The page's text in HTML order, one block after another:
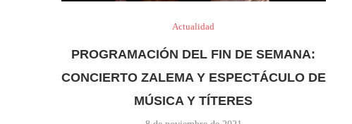
Actualidad
PROGRAMACIÓN DEL FIN DE SEMANA:
CONCIERTO ZALEMA Y ESPECTÁCULO DE
MÚSICA Y TÍTERES